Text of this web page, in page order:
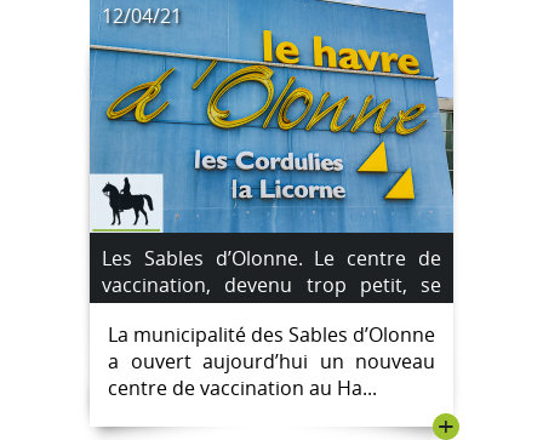
12/04/21
Les Sables d’Olonne. Le centre de
vaccination, devenu trop petit, se
déplace et s’agrandit.
La municipalité des Sables d’Olonne
a ouvert aujourd’hui un nouveau
centre de vaccination au Ha...
+